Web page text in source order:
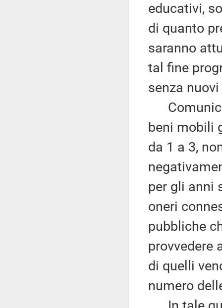
educativi,
di quanto
saranno
tal fine
senza
beni mobili
da 1 a 3,
per gli anni
oneri
pubbliche
provvedere
di quelli
numero